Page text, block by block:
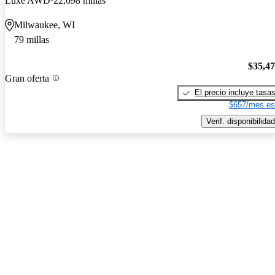
Milwaukee, WI
79 millas
Gran oferta
El precio incluye tasas
$657/mes
Verif. disponibilidad